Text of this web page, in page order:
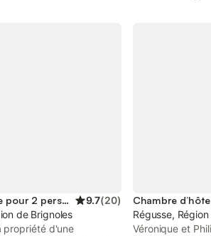
Chambre d’hôte pour 2 personnes 9.7(20)
de Brignoles
propriété d'une
Régusse,
Véronique et